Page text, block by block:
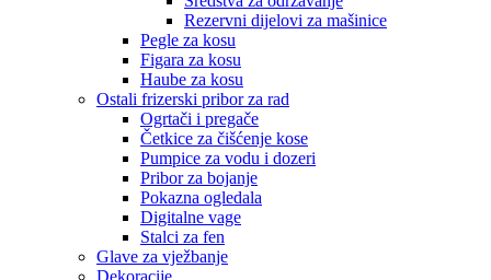
Rezervni dijelovi za mašinice
Pegle za kosu
Figara za kosu
Haube za kosu
Ostali frizerski pribor za rad
Ogrtači i pregače
Četkice za čišćenje kose
Pumpice za vodu i dozeri
Pribor za bojanje
Pokazna ogledala
Digitalne vage
Stalci za fen
Glave za vježbanje
Dekoracije